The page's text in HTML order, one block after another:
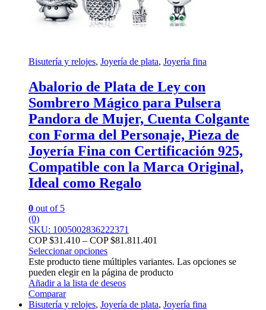
Bisutería y relojes, Joyería de plata, Joyería fina
Abalorio de Plata de Ley con
Sombrero Mágico para Pulsera
Pandora de Mujer, Cuenta Colgante
con Forma del Personaje, Pieza de
Joyería Fina con Certificación 925,
Compatible con la Marca Original,
Ideal como Regalo
0 out of 5
(0)
SKU: 1005002836222371
COP $31.410 – COP $81.811.401
Seleccionar opciones
Este producto tiene múltiples variantes. Las opciones se
pueden elegir en la página de producto
Añadir a la lista de deseos
Comparar
Bisutería y relojes, Joyería de plata, Joyería fina